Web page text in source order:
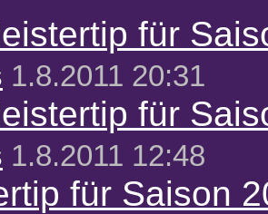
für
1.8.2011 20:31
für
1.8.2011 12:48
für Saison